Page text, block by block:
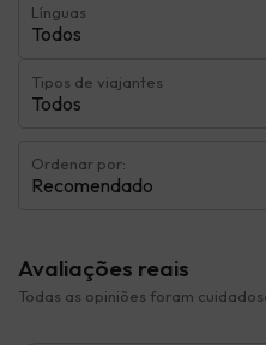
Línguas
Todos
Tipos de viajantes
Todos
Ordenar por:
Recomendado
Avaliações reais
Todas as opiniões foram